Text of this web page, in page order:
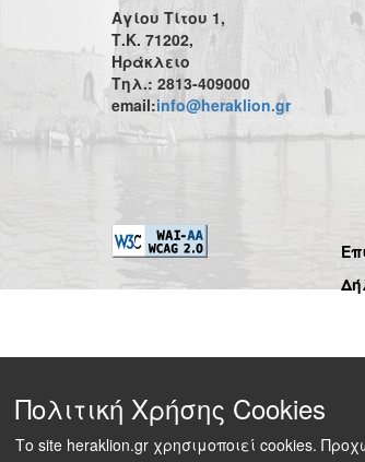
Αγίου Τίτου 1,
Τ.Κ. 71202,
Ηράκλειο
Τηλ.: 2813-409000
email:info@heraklion.gr
Πολιτική Χρήσης Cookies
Το site heraklion.gr χρησιμοποιεί cookies.